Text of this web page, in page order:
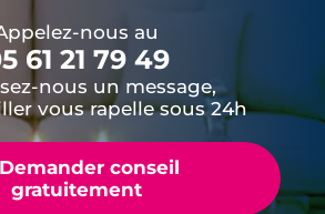
nous au
61 21 79 49
nous un message,
vous rapelle sous 24h
conseil
gratuitement